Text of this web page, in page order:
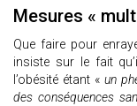
Mesures «
Que faire pour
insiste sur le fait
l’obésité étant « un
des conséquences